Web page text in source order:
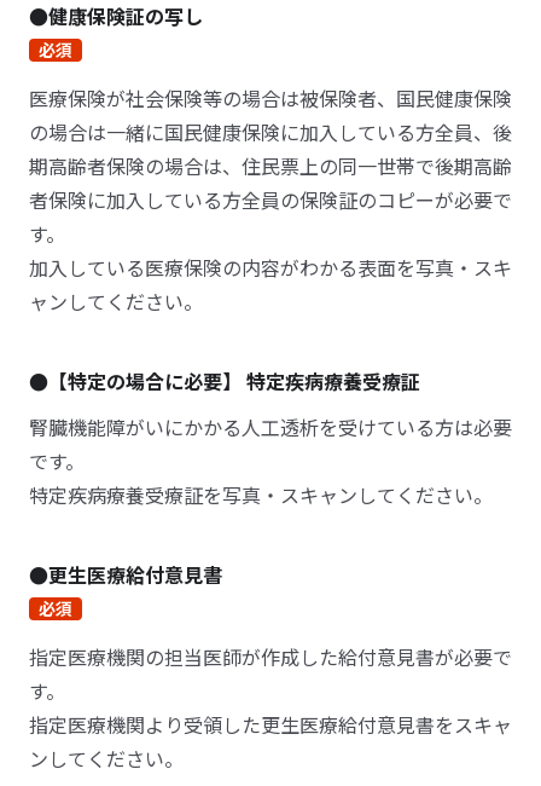
●健康保険証の写し
必須
医療保険が社会保険等の場合は被保険者、国民健康保険
の場合は一緒に国民健康保険に加入している方全員、後
期高齢者保険の場合は、住民票上の同一世帯で後期高齢
者保険に加入している方全員の保険証のコピーが必要で
す。
加入している医療保険の内容がわかる表面を写真・スキ
ャンしてください。
●【特定の場合に必要】 特定疾病療養受療証
腎臓機能障がいにかかる人工透析を受けている方は必要
です。
特定疾病療養受療証を写真・スキャンしてください。
●更生医療給付意見書
必須
指定医療機関の担当医師が作成した給付意見書が必要で
す。
指定医療機関より受領した更生医療給付意見書をスキャ
ンしてください。